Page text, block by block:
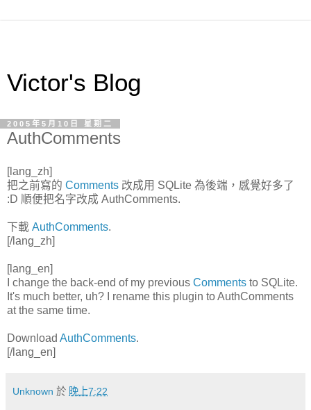
Victor's Blog
2005年5月10日 星期二
AuthComments
[lang_zh]
把之前寫的 Comments 改成用 SQLite 為後端，感覺好多了
:D 順便把名字改成 AuthComments.
下載 AuthComments.
[/lang_zh]
[lang_en]
I change the back-end of my previous Comments to SQLite.
It's much better, uh? I rename this plugin to AuthComments
at the same time.
Download AuthComments.
[/lang_en]
Unknown 於 晚上7:22